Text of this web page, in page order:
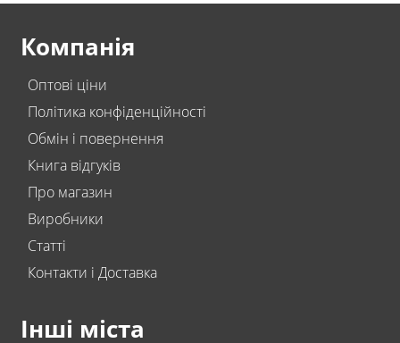
Компанія
Оптові ціни
Політика конфіденційності
Обмін і повернення
Книга відгуків
Про магазин
Виробники
Статті
Контакти і Доставка
Інші міста